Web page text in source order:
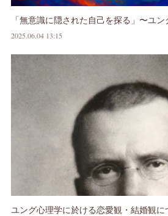
「無意識に隠された自己を探る」〜ユ
2025.06.04 13:15
ユング心理学に於ける恋愛観・結婚観に